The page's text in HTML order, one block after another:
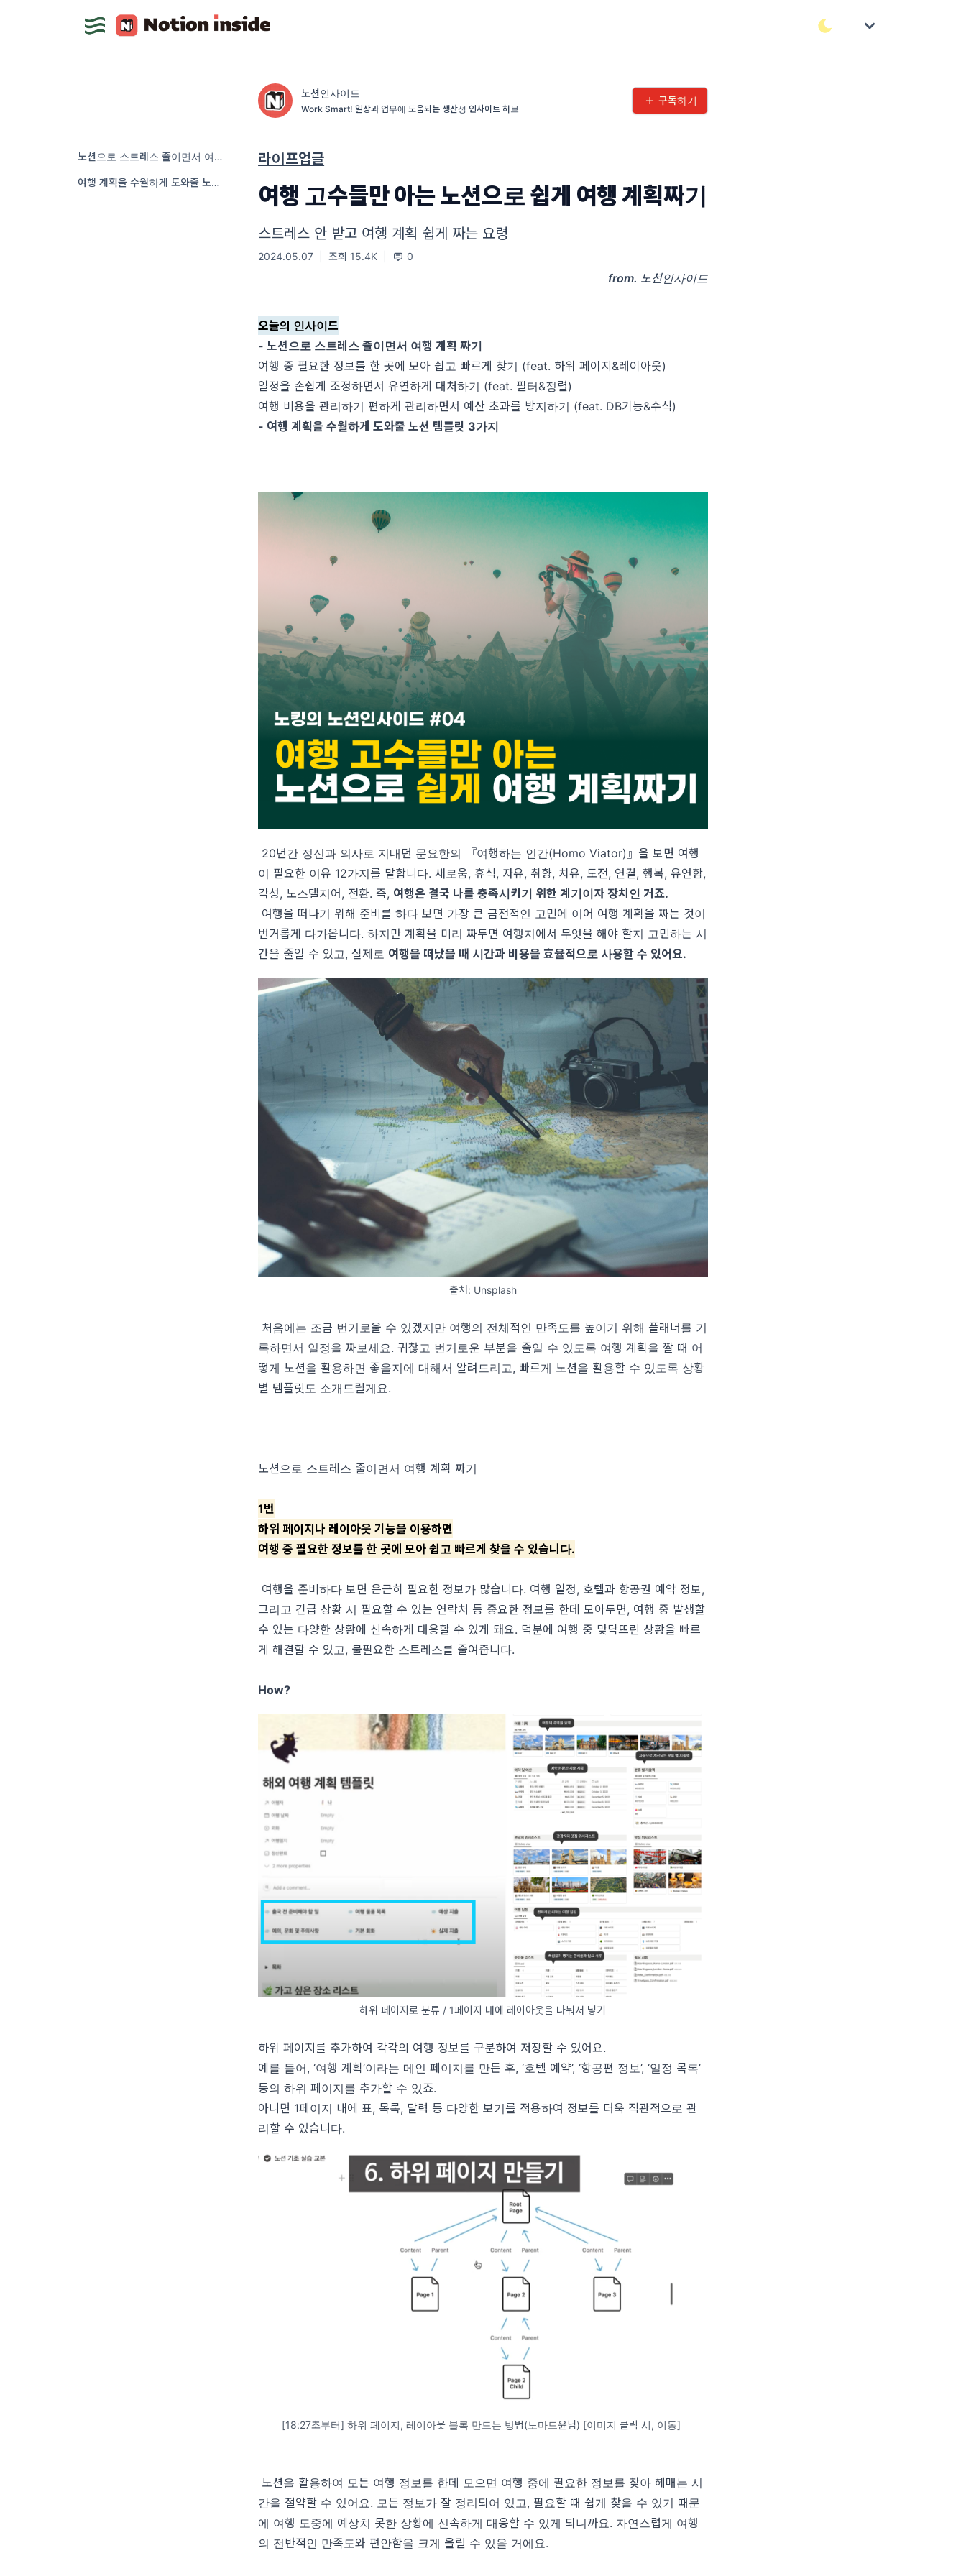
노션으로 스트레스 줄이면서 여행 계획 짜기
여행 계획을 수월하게 도와줄 노션 템플릿
노션인사이드
Work Smart! 일상과 업무에 도움되는 생산성 인사이트 허브
구독하기
라이프업글
여행 고수들만 아는 노션으로 쉽게 여행 계획짜기
스트레스 안 받고 여행 계획 쉽게 짜는 요령
2024.05.07 조회 15.4K 0
from. 노션인사이드
오늘의 인사이드
- 노션으로 스트레스 줄이면서 여행 계획 짜기
여행 중 필요한 정보를 한 곳에 모아 쉽고 빠르게 찾기 (feat. 하위 페이지&레이아웃)
일정을 손쉽게 조정하면서 유연하게 대처하기 (feat. 필터&정렬)
여행 비용을 관리하기 편하게 관리하면서 예산 초과를 방지하기 (feat. DB기능&수식)
- 여행 계획을 수월하게 도와줄 노션 템플릿 3가지
20년간 정신과 의사로 지내던 문요한의 『여행하는 인간(Homo Viator)』을 보면 여행
이 필요한 이유 12가지를 말합니다. 새로움, 휴식, 자유, 취향, 치유, 도전, 연결, 행복, 유연함,
각성, 노스탤지어, 전환. 즉, 여행은 결국 나를 충족시키기 위한 계기이자 장치인 거죠.
여행을 떠나기 위해 준비를 하다 보면 가장 큰 금전적인 고민에 이어 여행 계획을 짜는 것이
번거롭게 다가옵니다. 하지만 계획을 미리 짜두면 여행지에서 무엇을 해야 할지 고민하는 시
간을 줄일 수 있고, 실제로 여행을 떠났을 때 시간과 비용을 효율적으로 사용할 수 있어요.
출처: Unsplash
처음에는 조금 번거로울 수 있겠지만 여행의 전체적인 만족도를 높이기 위해 플래너를 기
록하면서 일정을 짜보세요. 귀찮고 번거로운 부분을 줄일 수 있도록 여행 계획을 짤 때 어
떻게 노션을 활용하면 좋을지에 대해서 알려드리고, 빠르게 노션을 활용할 수 있도록 상황
별 템플릿도 소개드릴게요.
노션으로 스트레스 줄이면서 여행 계획 짜기
1번
하위 페이지나 레이아웃 기능을 이용하면
여행 중 필요한 정보를 한 곳에 모아 쉽고 빠르게 찾을 수 있습니다.
여행을 준비하다 보면 은근히 필요한 정보가 많습니다. 여행 일정, 호텔과 항공권 예약 정보,
그리고 긴급 상황 시 필요할 수 있는 연락처 등 중요한 정보를 한데 모아두면, 여행 중 발생할
수 있는 다양한 상황에 신속하게 대응할 수 있게 돼요. 덕분에 여행 중 맞닥뜨린 상황을 빠르
게 해결할 수 있고, 불필요한 스트레스를 줄여줍니다.
How?
하위 페이지로 분류 / 1페이지 내에 레이아웃을 나눠서 넣기
하위 페이지를 추가하여 각각의 여행 정보를 구분하여 저장할 수 있어요.
예를 들어, ‘여행 계획’이라는 메인 페이지를 만든 후, ‘호텔 예약’, ‘항공편 정보’, ‘일정 목록’
등의 하위 페이지를 추가할 수 있죠.
아니면 1페이지 내에 표, 목록, 달력 등 다양한 보기를 적용하여 정보를 더욱 직관적으로 관
리할 수 있습니다.
[18:27초부터] 하위 페이지, 레이아웃 블록 만드는 방법(노마드윤님) [이미지 클릭 시, 이동]
노션을 활용하여 모든 여행 정보를 한데 모으면 여행 중에 필요한 정보를 찾아 헤매는 시
간을 절약할 수 있어요. 모든 정보가 잘 정리되어 있고, 필요할 때 쉽게 찾을 수 있기 때문
에 여행 도중에 예상치 못한 상황에 신속하게 대응할 수 있게 되니까요. 자연스럽게 여행
의 전반적인 만족도와 편안함을 크게 올릴 수 있을 거에요.